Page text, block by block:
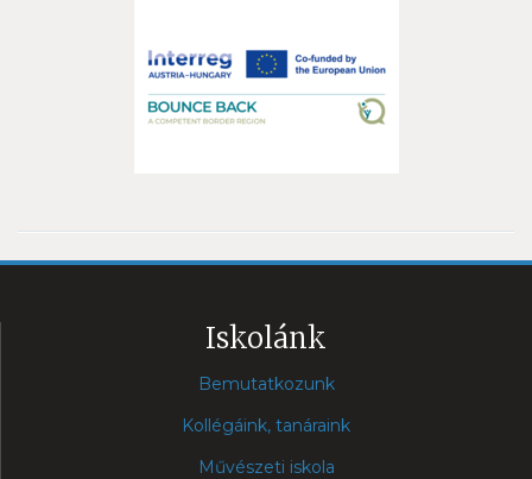
Iskolánk
Bemutatkozunk
Kollégáink, tanáraink
Művészeti iskola